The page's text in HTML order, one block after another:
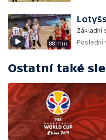
88 min
Základní
Poslední
Ostatní také